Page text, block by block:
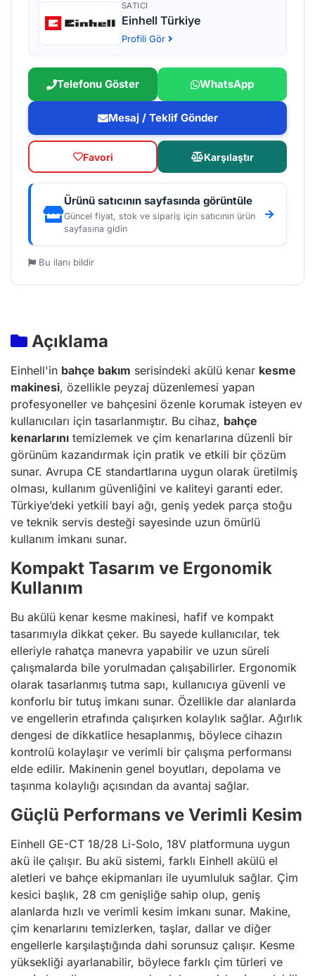
SATICI
Einhell Türkiye
Profili Gör
Telefonu Göster WhatsApp
Mesaj / Teklif Gönder
Favori Karşılaştır
Ürünü satıcının sayfasında görüntüle
Güncel fiyat, stok ve sipariş için satıcının ürün
sayfasına gidin
Bu ilanı bildir
Açıklama
Einhell'in bahçe bakım serisindeki akülü kenar kesme
makinesi, özellikle peyzaj düzenlemesi yapan
profesyoneller ve bahçesini özenle korumak isteyen ev
kullanıcıları için tasarlanmıştır. Bu cihaz, bahçe
kenarlarını temizlemek ve çim kenarlarına düzenli bir
görünüm kazandırmak için pratik ve etkili bir çözüm
sunar. Avrupa CE standartlarına uygun olarak üretilmiş
olması, kullanım güvenliğini ve kaliteyi garanti eder.
Türkiye’deki yetkili bayi ağı, geniş yedek parça stoğu
ve teknik servis desteği sayesinde uzun ömürlü
kullanım imkanı sunar.
Kompakt Tasarım ve Ergonomik
Kullanım
Bu akülü kenar kesme makinesi, hafif ve kompakt
tasarımıyla dikkat çeker. Bu sayede kullanıcılar, tek
elleriyle rahatça manevra yapabilir ve uzun süreli
çalışmalarda bile yorulmadan çalışabilirler. Ergonomik
olarak tasarlanmış tutma sapı, kullanıcıya güvenli ve
konforlu bir tutuş imkanı sunar. Özellikle dar alanlarda
ve engellerin etrafında çalışırken kolaylık sağlar. Ağırlık
dengesi de dikkatlice hesaplanmış, böylece cihazın
kontrolü kolaylaşır ve verimli bir çalışma performansı
elde edilir. Makinenin genel boyutları, depolama ve
taşınma kolaylığı açısından da avantaj sağlar.
Güçlü Performans ve Verimli Kesim
Einhell GE-CT 18/28 Li-Solo, 18V platformuna uygun
akü ile çalışır. Bu akü sistemi, farklı Einhell akülü el
aletleri ve bahçe ekipmanları ile uyumluluk sağlar. Çim
kesici başlık, 28 cm genişliğe sahip olup, geniş
alanlarda hızlı ve verimli kesim imkanı sunar. Makine,
çim kenarlarını temizlerken, taşlar, dallar ve diğer
engellerle karşılaştığında dahi sorunsuz çalışır. Kesme
yüksekliği ayarlanabilir, böylece farklı çim türleri ve